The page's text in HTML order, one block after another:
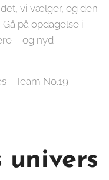
vi vælger, og den
på opdagelse i
– og nyd
- Team No.19
univers